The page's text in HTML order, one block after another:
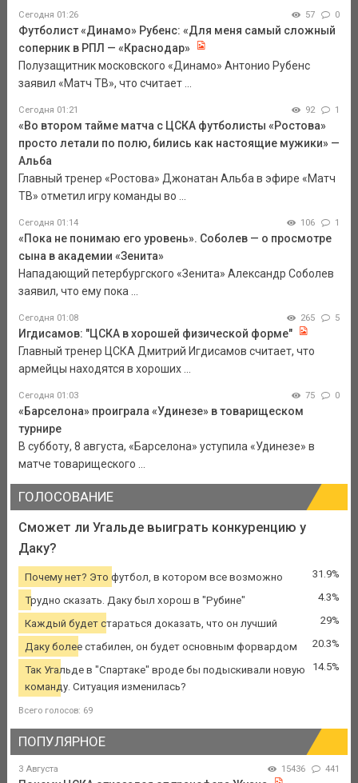
Сегодня 01:26 57 0
Футболист «Динамо» Рубенс: «Для меня самый сложный
соперник в РПЛ — «Краснодар»
Полузащитник московского «Динамо» Антонио Рубенс
заявил «Матч ТВ», что считает ...
Сегодня 01:21 92 1
«Во втором тайме матча с ЦСКА футболисты «Ростова»
просто летали по полю, бились как настоящие мужики» —
Альба
Главный тренер «Ростова» Джонатан Альба в эфире «Матч
ТВ» отметил игру команды во ...
Сегодня 01:14 106 1
«Пока не понимаю его уровень». Соболев — о просмотре
сына в академии «Зенита»
Нападающий петербургского «Зенита» Александр Соболев
заявил, что ему пока ...
Сегодня 01:08 265 5
Игдисамов: "ЦСКА в хорошей физической форме"
Главный тренер ЦСКА Дмитрий Игдисамов считает, что
армейцы находятся в хороших ...
Сегодня 01:03 75 0
«Барселона» проиграла «Удинезе» в товарищеском
турнире
В субботу, 8 августа, «Барселона» уступила «Удинезе» в
матче товарищеского ...
ГОЛОСОВАНИЕ
Сможет ли Угальде выиграть конкуренцию у
Даку?
Почему нет? Это футбол, в котором все возможно 31.9%
Трудно сказать. Даку был хорош в "Рубине" 4.3%
Каждый будет стараться доказать, что он лучший 29%
Даку более стабилен, он будет основным форвардом 20.3%
Так Угальде в "Спартаке" вроде бы подыскивали новую
команду. Ситуация изменилась?
14.5%
Всего голосов: 69
ПОПУЛЯРНОЕ
3 Августа 15436 441